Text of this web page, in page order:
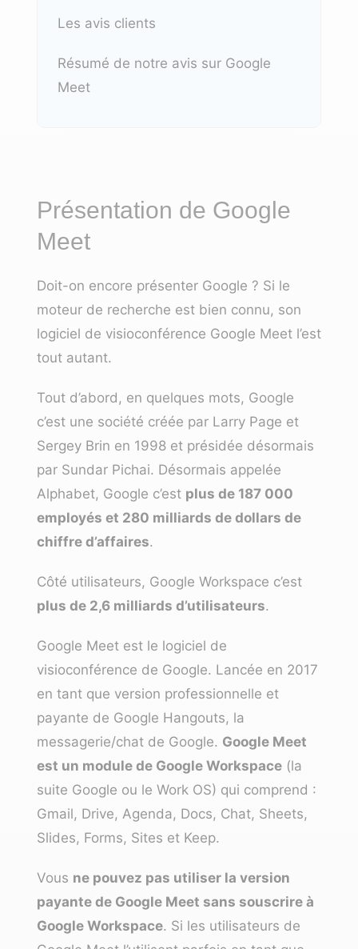
Les avis clients
Résumé de notre avis sur Google
Meet
Présentation de Google
Meet
Doit-on encore présenter Google ? Si le
moteur de recherche est bien connu, son
logiciel de visioconférence Google Meet l’est
tout autant.
Tout d’abord, en quelques mots, Google
c’est une société créée par Larry Page et
Sergey Brin en 1998 et présidée désormais
par Sundar Pichai. Désormais appelée
Alphabet, Google c’est plus de 187 000
employés et 280 milliards de dollars de
chiffre d’affaires.
Côté utilisateurs, Google Workspace c’est
plus de 2,6 milliards d’utilisateurs.
Google Meet est le logiciel de
visioconférence de Google. Lancée en 2017
en tant que version professionnelle et
payante de Google Hangouts, la
messagerie/chat de Google. Google Meet
est un module de Google Workspace (la
suite Google ou le Work OS) qui comprend :
Gmail, Drive, Agenda, Docs, Chat, Sheets,
Slides, Forms, Sites et Keep.
Vous ne pouvez pas utiliser la version
payante de Google Meet sans souscrire à
Google Workspace. Si les utilisateurs de